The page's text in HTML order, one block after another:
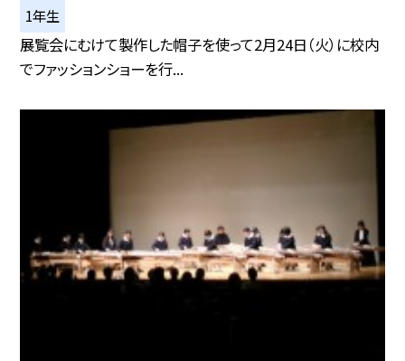
1年生
展覧会にむけて製作した帽子を使って2月24日（火）に校内
でファッションショーを行...